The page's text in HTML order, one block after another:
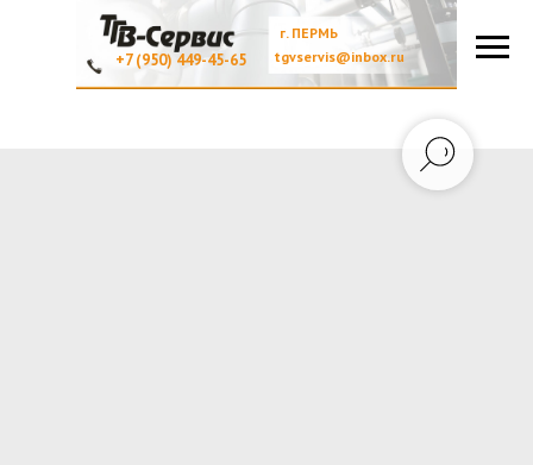
г. ПЕРМЬ
+7 (950) 449-45-65 tgvservis@inbox.ru